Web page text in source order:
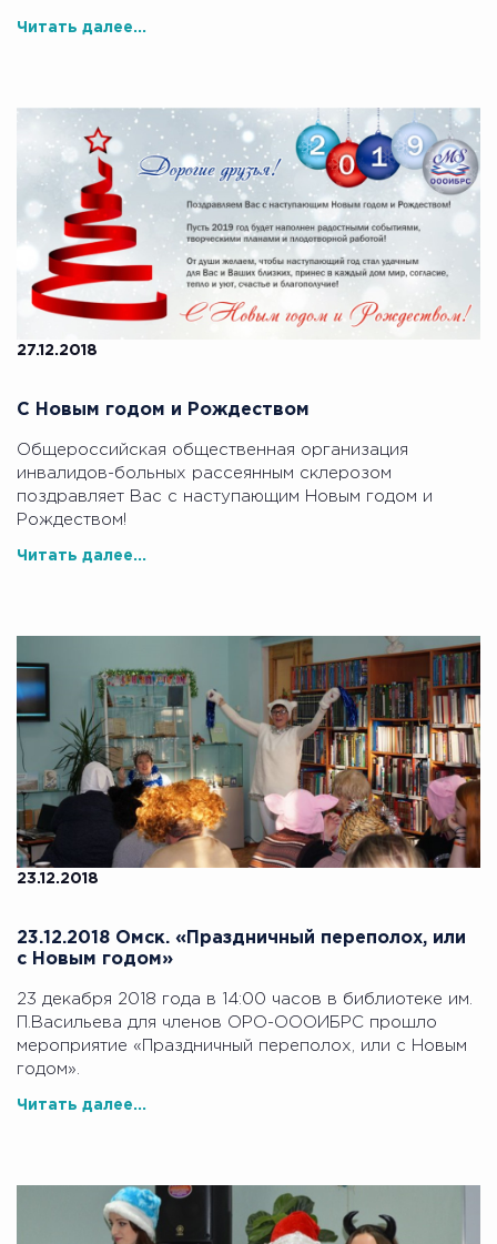
Читать далее...
27.12.2018
С Новым годом и Рождеством
Общероссийская общественная организация
инвалидов-больных рассеянным склерозом
поздравляет Вас с наступающим Новым годом и
Рождеством!
Читать далее...
23.12.2018
23.12.2018 Омск. «Праздничный переполох, или
с Новым годом»
23 декабря 2018 года в 14:00 часов в библиотеке им.
П.Васильева для членов ОРО-ОООИБРС прошло
мероприятие «Праздничный переполох, или с Новым
годом».
Читать далее...